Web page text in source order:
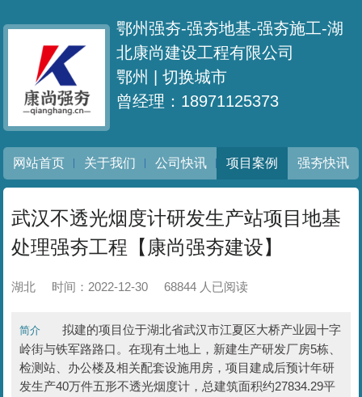
鄂州强夯-强夯地基-强夯施工-湖
北康尚建设工程有限公司
鄂州 |切换城市
曾经理：18971125373
网站首页 关于我们 公司快讯 项目案例 强夯快讯
武汉不透光烟度计研发生产站项目地基
处理强夯工程【康尚强夯建设】
湖北 时间：2022-12-30 68844 人已阅读
简介
拟建的项目位于湖北省武汉市江夏区大桥产业园十字
岭街与铁军路路口。在现有土地上，新建生产研发厂房5栋、
检测站、办公楼及相关配套设施用房，项目建成后预计年研
发生产40万件五形不透光烟度计，总建筑面积约27834.29平